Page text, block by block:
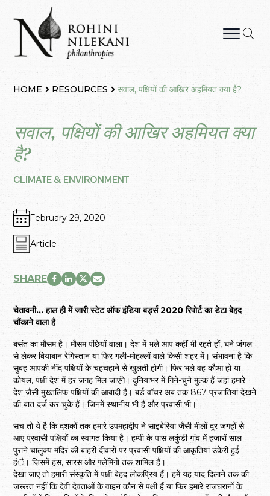
content
HOME RESOURCES सवाल, पक्षियों की आखिर अहमियत क्या है?
सवाल, पक्षियों की आखिर अहमियत क्या
है?
CLIMATE & ENVIRONMENT
February 29, 2020
Article
SHARE
चेतावनी… हाल ही में जारी स्टेट ऑफ इंडिया बर्ड्स 2020 रिपोर्ट का डेटा बेहद
चौंकाने वाला है
बसंत का मौसम है। मौसम पंछियों वाला। देश में भले आप कहीं भी रहते हों, घने जंगल
से लेकर बियाबान रेगिस्तान या फिर गली-मोहल्लों वाले किसी शहर में। संभावना है कि
सुबह आपकी नींद पक्षियों के चहचहाने से खुलती होगी। फिर भले वह कौआ हो या
कोयल, पक्षी देश में हर जगह मिल जाएंगे। दुनियाभर में गिने-चुने मुल्क हैं जहां हमारे
देश जैसी मुख्तलिफ पक्षियों की आबादी है। बर्ड वॉचर अब तक 867 प्रजातियां देखने
की बात दर्ज कर चुके हैं। जिनमें स्थानीय भी हैं और प्रवासी भी।
सच तो ये है कि दशकों तक हमारे उपमहाद्वीप ने साइबेरिया जैसी मीलों दूर जगहों से
आए प्रवासी पक्षियों का स्वागत किया है। हम्पी के पास लकुंड़ी गांव में हजारों साल
पुराने चालुक्य मंदिर की बाहरी दीवारों पर प्रवासी पक्षियों की आकृतियां उकेरी हुई
हंै। जिसमें हंस, सारस और फ्लेमिंगो तक शामिल हैं।
देखा जाए तो हमारी संस्कृति में पक्षी बेहद लोकप्रिय हैं। हमें यह याद दिलाने तक की
जरूरत नहीं कि देवी देवताओं के वाहन कौन से पक्षी हैं या फिर हमारे राजघरानों के